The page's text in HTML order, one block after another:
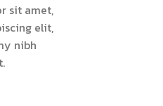
sit amet,
elit,
nibh